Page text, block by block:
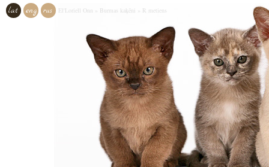
lat eng rus El'Loriell Onn Burmas kaķēni R metiens